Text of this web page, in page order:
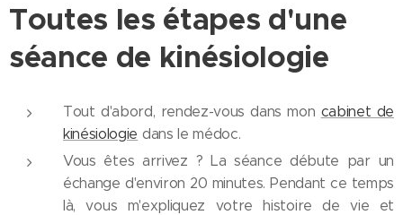
Toutes les étapes d'une
séance de kinésiologie
Tout d'abord, rendez-vous dans mon cabinet de
kinésiologie dans le médoc.
Vous êtes arrivez ? La séance débute par un
échange d'environ 20 minutes. Pendant ce temps
là, vous m'expliquez votre histoire de vie et